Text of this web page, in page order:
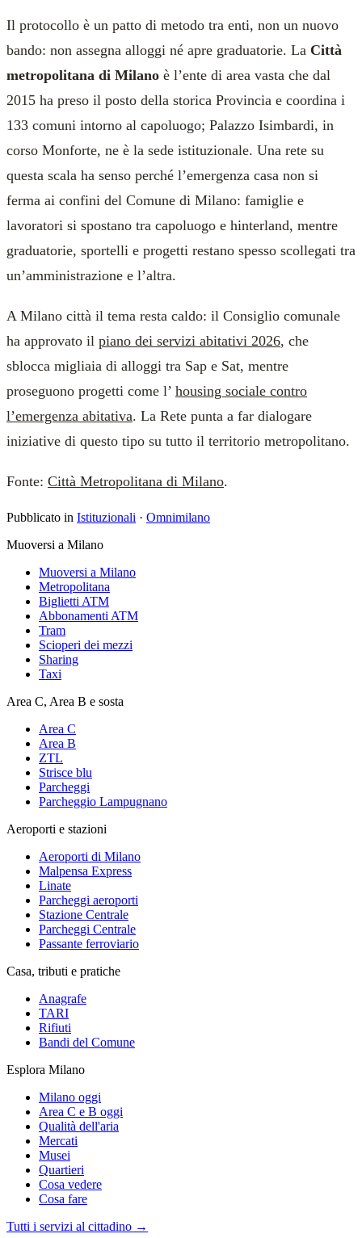
Il protocollo è un patto di metodo tra enti, non un nuovo
bando: non assegna alloggi né apre graduatorie. La Città
metropolitana di Milano è l’ente di area vasta che dal
2015 ha preso il posto della storica Provincia e coordina i
133 comuni intorno al capoluogo; Palazzo Isimbardi, in
corso Monforte, ne è la sede istituzionale. Una rete su
questa scala ha senso perché l’emergenza casa non si
ferma ai confini del Comune di Milano: famiglie e
lavoratori si spostano tra capoluogo e hinterland, mentre
graduatorie, sportelli e progetti restano spesso scollegati tra
un’amministrazione e l’altra.
A Milano città il tema resta caldo: il Consiglio comunale
ha approvato il piano dei servizi abitativi 2026, che
sblocca migliaia di alloggi tra Sap e Sat, mentre
proseguono progetti come l’ housing sociale contro
l’emergenza abitativa. La Rete punta a far dialogare
iniziative di questo tipo su tutto il territorio metropolitano.
Fonte: Città Metropolitana di Milano.
Pubblicato in Istituzionali · Omnimilano
Muoversi a Milano
Muoversi a Milano
Metropolitana
Biglietti ATM
Abbonamenti ATM
Tram
Scioperi dei mezzi
Sharing
Taxi
Area C, Area B e sosta
Area C
Area B
ZTL
Strisce blu
Parcheggi
Parcheggio Lampugnano
Aeroporti e stazioni
Aeroporti di Milano
Malpensa Express
Linate
Parcheggi aeroporti
Stazione Centrale
Parcheggi Centrale
Passante ferroviario
Casa, tributi e pratiche
Anagrafe
TARI
Rifiuti
Bandi del Comune
Esplora Milano
Milano oggi
Area C e B oggi
Qualità dell'aria
Mercati
Musei
Quartieri
Cosa vedere
Cosa fare
Tutti i servizi al cittadino →